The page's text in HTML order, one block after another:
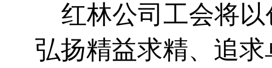
红林公司工会将以
弘扬精益求精、追